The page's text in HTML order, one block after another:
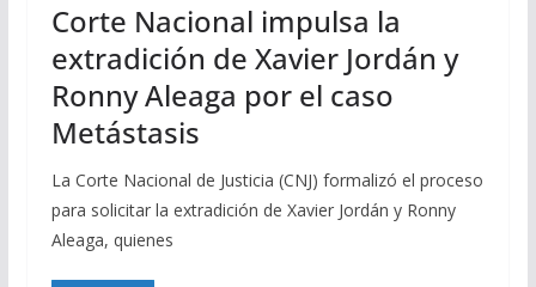
Corte Nacional impulsa la
extradición de Xavier Jordán y
Ronny Aleaga por el caso
Metástasis
La Corte Nacional de Justicia (CNJ) formalizó el proceso
para solicitar la extradición de Xavier Jordán y Ronny
Aleaga, quienes